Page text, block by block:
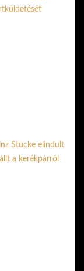
Stücke elindult
a kerékpárról